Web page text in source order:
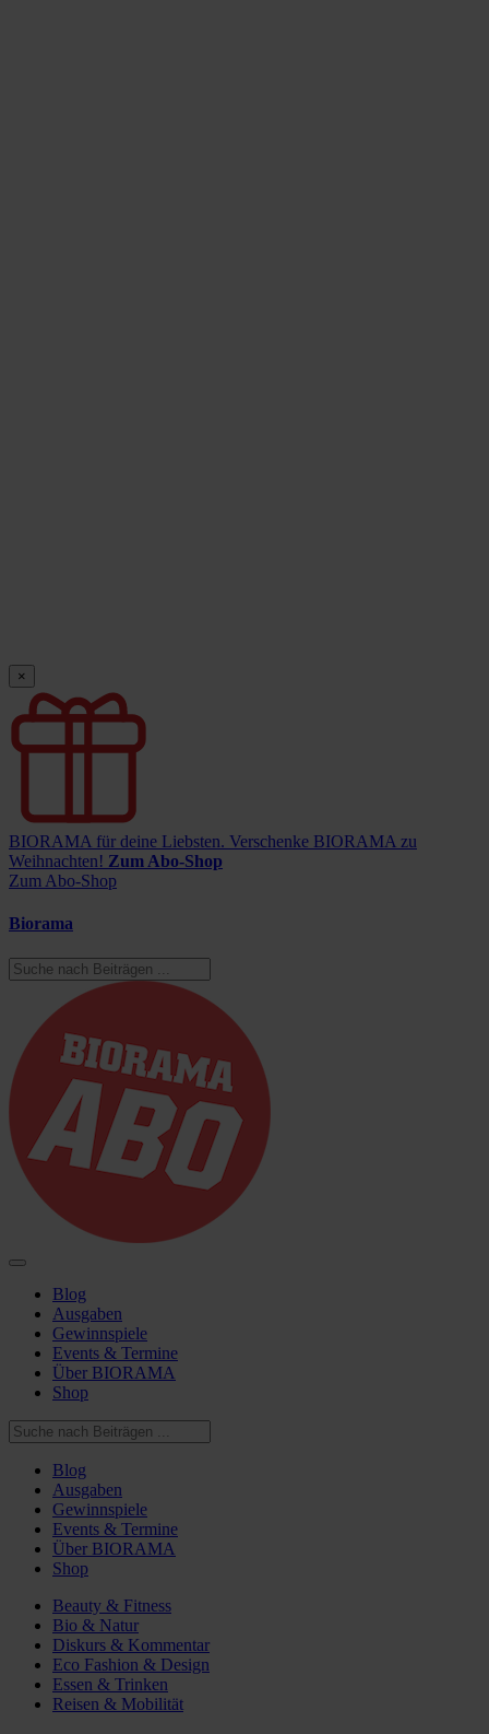
×
BIORAMA für deine Liebsten. Verschenke BIORAMA zu
Weihnachten! Zum Abo-Shop
Zum Abo-Shop
Biorama
Blog
Ausgaben
Gewinnspiele
Events & Termine
Über BIORAMA
Shop
Blog
Ausgaben
Gewinnspiele
Events & Termine
Über BIORAMA
Shop
Beauty & Fitness
Bio & Natur
Diskurs & Kommentar
Eco Fashion & Design
Essen & Trinken
Reisen & Mobilität